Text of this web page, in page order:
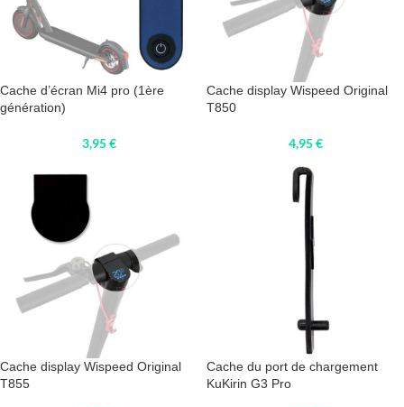
Cache d’écran Mi4 pro (1ère
génération)
3,95€
Cache display Wispeed Original
T850
4,95€
Cache display Wispeed Original
T855
Cache du port de chargement
KuKirin G3 Pro